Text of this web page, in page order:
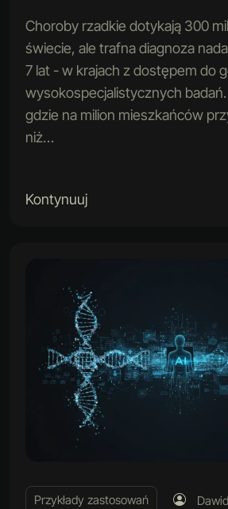
Choroby rzadkie dotykają 300
świecie, ale trafna diagnoza
7 lat - w krajach z dostępem do
wysokospecjalistycznych
gdzie na milion mieszkańców
niż…
Kontynuuj
Przykłady zastosowań